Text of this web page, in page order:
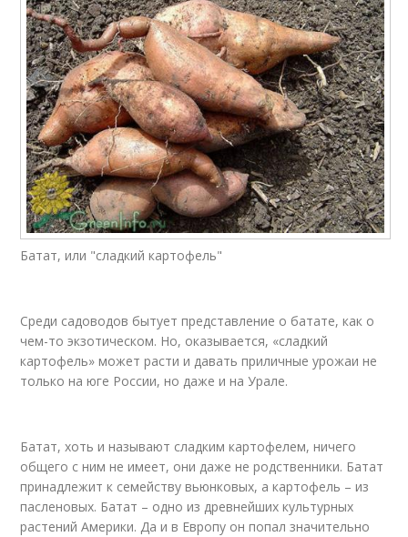
Батат, или "сладкий картофель"
Среди садоводов бытует представление о батате, как о
чем-то экзотическом. Но, оказывается, «сладкий
картофель» может расти и давать приличные урожаи не
только на юге России, но даже и на Урале.
Батат, хоть и называют сладким картофелем, ничего
общего с ним не имеет, они даже не родственники. Батат
принадлежит к семейству вьюнковых, а картофель – из
пасленовых. Батат – одно из древнейших культурных
растений Америки. Да и в Европу он попал значительно